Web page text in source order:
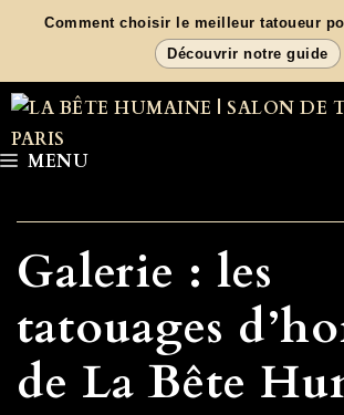
contenu
Comment choisir le meilleur tatoueur
Découvrir notre guide
MENU
Galerie : les
tatouages
de La Bête